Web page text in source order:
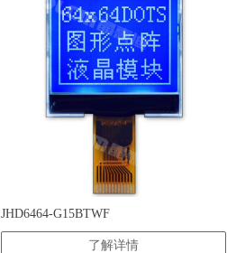
JHD6464-G15BTWF
了解详情